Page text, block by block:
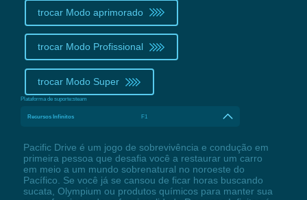
trocar Modo aprimorado
trocar Modo Profissional
trocar Modo Super
Plataforma de suporte:steam
Recursos Infinitos F1
Pacific Drive é um jogo de sobrevivência e condução em
primeira pessoa que desafia você a restaurar um carro
em meio a um mundo sobrenatural no noroeste do
Pacífico. Se você já se cansou de ficar horas buscando
sucata, Olympium ou produtos químicos para manter sua